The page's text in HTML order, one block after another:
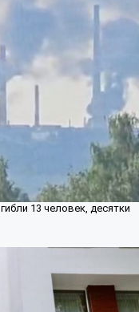
13 человек, десятки